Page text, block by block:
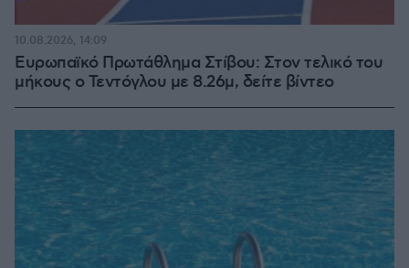
Ευρωπαϊκό Πρωτάθλημα Στίβου: Στον τελικό του
μήκους ο Τεντόγλου με 8.26μ, δείτε βίντεο
10.08.2026, 14:09